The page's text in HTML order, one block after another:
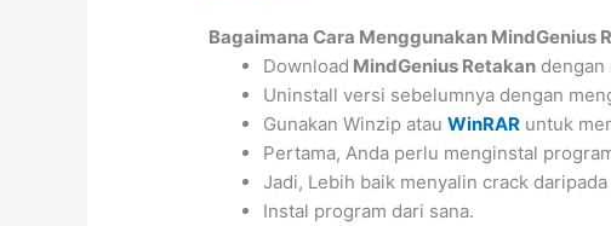
Bagaimana Cara Menggunakan MindGenius
Download MindGenius Retakan dengan
Uninstall versi sebelumnya dengan
Gunakan Winzip atauWinRAR untuk
Pertama, Anda perlu menginstal
Jadi, Lebih baik menyalin crack
Instal program dari sana.